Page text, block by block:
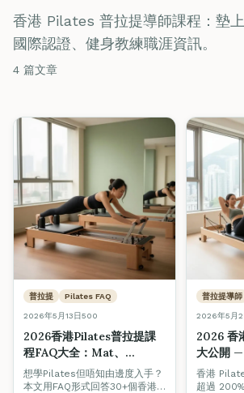
香港 Pilates 普拉提導師課程：墊
國際認證、健身教練職涯資訊。
4 篇文章
普拉提 Pilates FAQ
2026年5月13日500
2026香港Pilates普拉提課
程FAQ大全：Mat、
Reformer、Cadillac分別
＋為何選Fine Arts ×
想學Pilates但唔知由邊度入手？
本文用FAQ形式回答30+個香港
普拉提導師
2026年5月2
2026 香
大公開
Pilates
行全攻
香港
超過